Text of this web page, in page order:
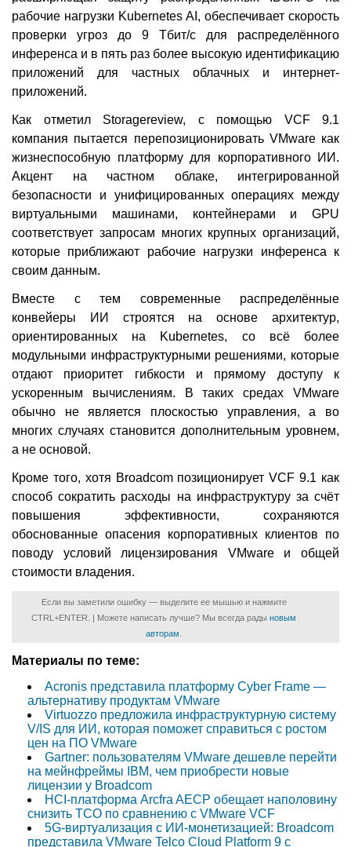
рабочие нагрузки Kubernetes AI, обеспечивает скорость
проверки угроз до 9 Тбит/с для распределённого
инференса и в пять раз более высокую идентификацию
приложений для частных облачных и интернет-
приложений.
Как отметил Storagereview, с помощью VCF 9.1
компания пытается перепозиционировать VMware как
жизнеспособную платформу для корпоративного ИИ.
Акцент на частном облаке, интегрированной
безопасности и унифицированных операциях между
виртуальными машинами, контейнерами и GPU
соответствует запросам многих крупных организаций,
которые приближают рабочие нагрузки инференса к
своим данным.
Вместе с тем современные распределённые
конвейеры ИИ строятся на основе архитектур,
ориентированных на Kubernetes, со всё более
модульными инфраструктурными решениями, которые
отдают приоритет гибкости и прямому доступу к
ускоренным вычислениям. В таких средах VMware
обычно не является плоскостью управления, а во
многих случаях становится дополнительным уровнем,
а не основой.
Кроме того, хотя Broadcom позиционирует VCF 9.1 как
способ сократить расходы на инфраструктуру за счёт
повышения эффективности, сохраняются
обоснованные опасения корпоративных клиентов по
поводу условий лицензирования VMware и общей
стоимости владения.
Если вы заметили ошибку — выделите ее мышью и нажмите
CTRL+ENTER. | Можете написать лучше? Мы всегда рады новым
авторам
Материалы по теме:
Acronis представила платформу Cyber Frame —
альтернативу продуктам VMware
Virtuozzo предложила инфраструктурную систему
V/IS для ИИ, которая поможет справиться с ростом
цен на ПО VMware
Gartner: пользователям VMware дешевле перейти
на мейнфреймы IBM, чем приобрести новые
лицензии у Broadcom
HCI-платформа Arcfra AECP обещает наполовину
снизить TCO по сравнению с VMware VCF
5G-виртуализация с ИИ-монетизацией: Broadcom
представила VMware Telco Cloud Platform 9 с